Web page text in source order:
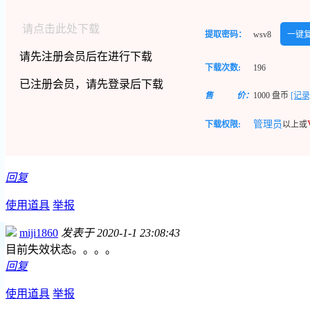
请点击此处下载
请先注册会员后在进行下载
已注册会员，请先登录后下载
提取密码： wsv8 一键
下载次数: 196
售 价： 1000 盘币 [记
下载权限: 管理员 以上或
回复
使用道具 举报
miji1860 发表于 2020-1-1 23:08:43
目前失效状态。。。。
回复
使用道具 举报